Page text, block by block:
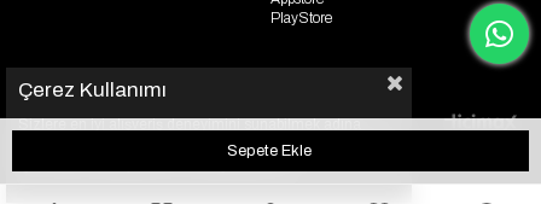
PlayStore
Çerez Kullanımı
sitemizde çerezler(cookies) kullanmaktayız. Detaylı bilgi